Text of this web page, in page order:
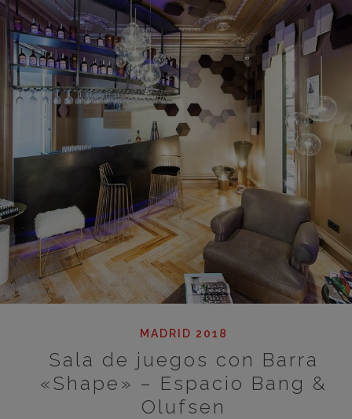
MADRID 2018
Sala de juegos con Barra
«Shape» – Espacio Bang &
Olufsen